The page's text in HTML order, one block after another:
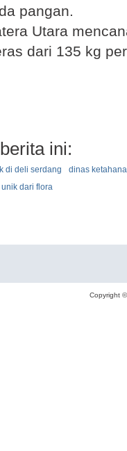
pangan.
Utara
dari 135 kg
ini:
di deli serdang
dinas
dari flora
Copyright